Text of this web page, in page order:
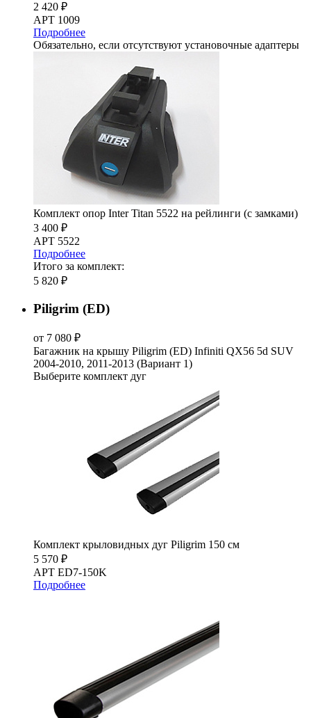
2 420 ₽
АРТ 1009
Подробнее
Обязательно, если отсутствуют установочные адаптеры
Комплект опор Inter Titan 5522 на рейлинги (с замками)
3 400 ₽
АРТ 5522
Подробнее
Итого за комплект:
5 820 ₽
Piligrim (ED)
от 7 080 ₽
Багажник на крышу Piligrim (ED) Infiniti QX56 5d SUV
2004-2010, 2011-2013 (Вариант 1)
Выберите комплект дуг
Комплект крыловидных дуг Piligrim 150 см
5 570 ₽
АРТ ED7-150K
Подробнее